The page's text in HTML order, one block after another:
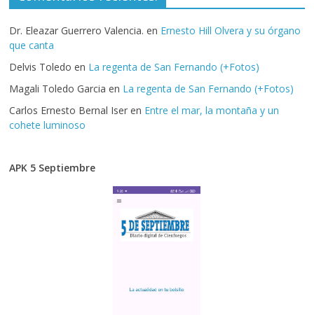
Dr. Eleazar Guerrero Valencia. en Ernesto Hill Olvera y su órgano
que canta
Delvis Toledo en La regenta de San Fernando (+Fotos)
Magali Toledo Garcia en La regenta de San Fernando (+Fotos)
Carlos Ernesto Bernal Iser en Entre el mar, la montaña y un
cohete luminoso
APK 5 Septiembre